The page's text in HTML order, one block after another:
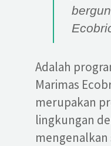
Adalah
Marimas
merupakan
lingkungan